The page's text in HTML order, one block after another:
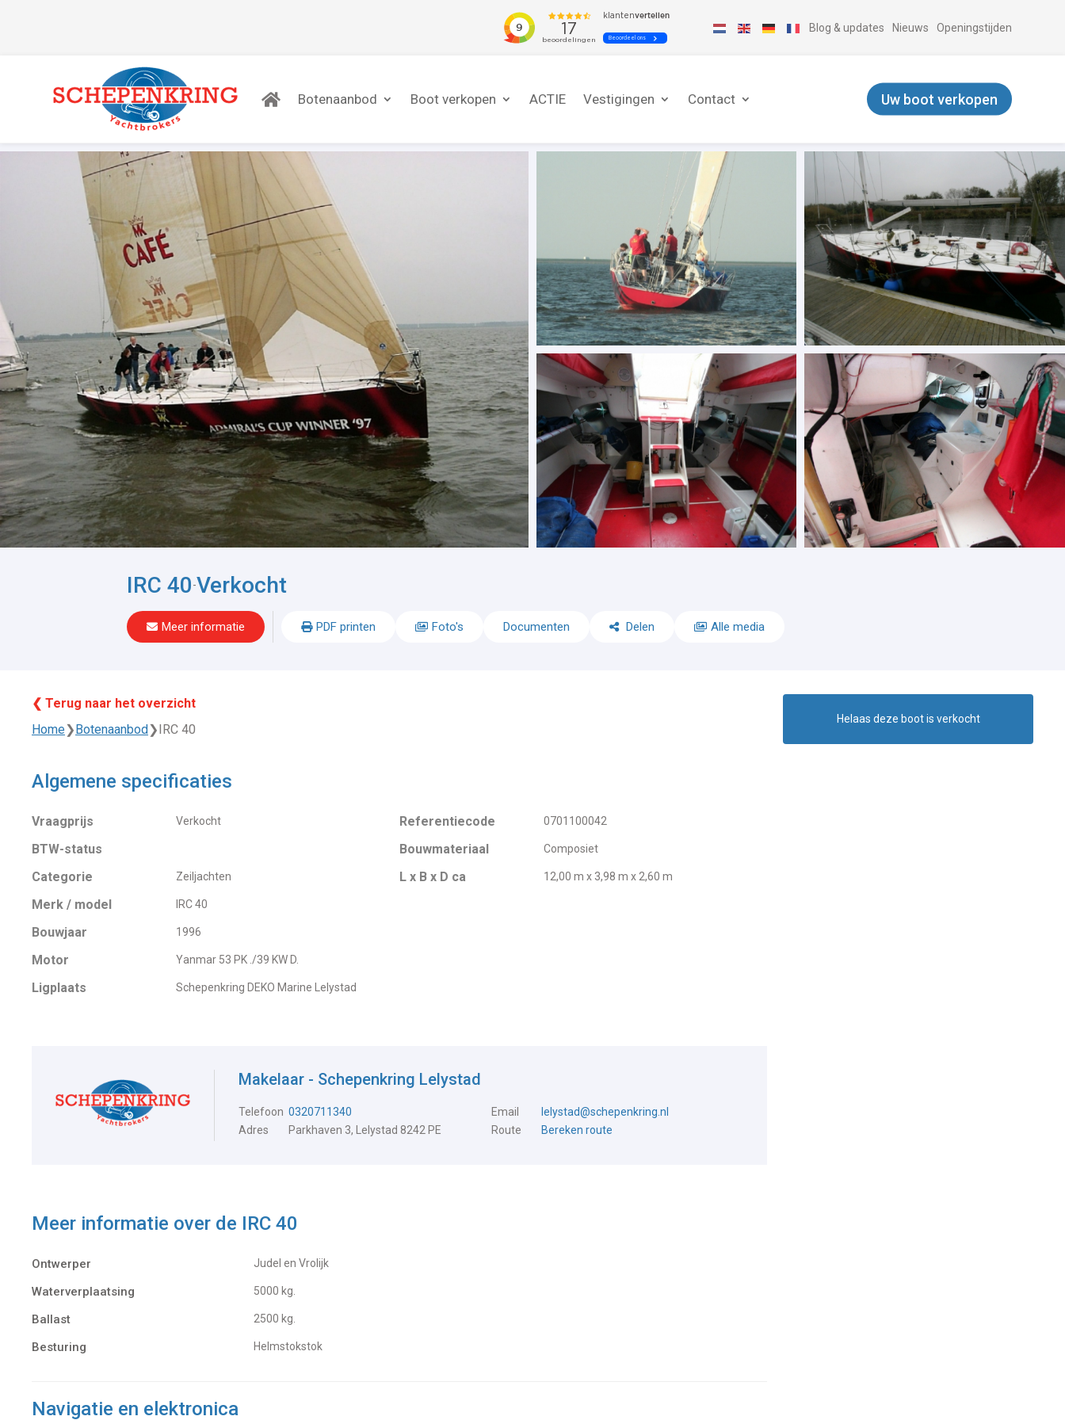
Blog & updates Nieuws Openingstijden
Botenaanbod Boot verkopen ACTIE Vestigingen Contact Uw boot verkopen
IRC 40-Verkocht
Meer informatie PDF printen Foto's Documenten Delen Alle media
❮ Terug naar het overzicht
Home❯ Botenaanbod ❯ IRC 40
Algemene specificaties
Vraagprijs Verkocht
BTW-status
Categorie
Zeiljachten
Merk / model IRC 40
Bouwjaar 1996
Motor Yanmar 53 PK ./39 KW D.
Ligplaats Schepenkring DEKO Marine Lelystad
Referentiecode 0701100042
Bouwmateriaal Composiet
L x B x D ca 12,00 m x 3,98 m x 2,60 m
Makelaar - Schepenkring Lelystad
Telefoon 0320711340 Email
lelystad@schepenkring.nl
Adres
Parkhaven 3, Lelystad 8242 PE Route Bereken route
Meer informatie over de IRC 40
Ontwerper Judel en Vrolijk
Waterverplaatsing 5000 kg.
Ballast 2500 kg.
Besturing Helmstokstok
Navigatie en elektronica
Helaas deze boot is verkocht